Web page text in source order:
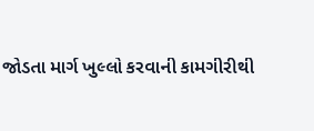
માર્ગ ખુલ્લો કરવાની કામગીરીથી